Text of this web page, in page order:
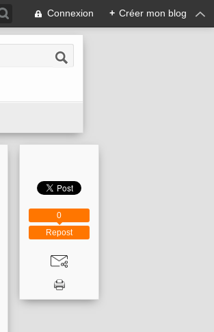
Connexion + Créer mon blog
Repost
0